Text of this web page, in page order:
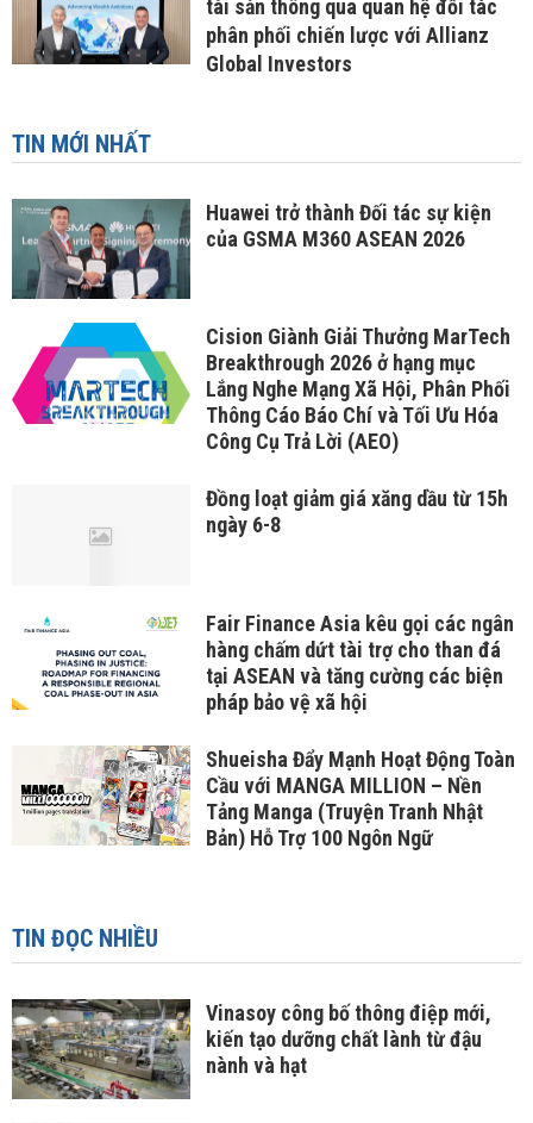
tài sản thông qua quan hệ đối tác
phân phối chiến lược với Allianz
Global Investors
TIN MỚI NHẤT
Huawei trở thành Đối tác sự kiện
của GSMA M360 ASEAN 2026
Cision Giành Giải Thưởng MarTech
Breakthrough 2026 ở hạng mục
Lắng Nghe Mạng Xã Hội, Phân Phối
Thông Cáo Báo Chí và Tối Ưu Hóa
Công Cụ Trả Lời (AEO)
Đồng loạt giảm giá xăng dầu từ 15h
ngày 6-8
Fair Finance Asia kêu gọi các ngân
hàng chấm dứt tài trợ cho than đá
tại ASEAN và tăng cường các biện
pháp bảo vệ xã hội
Shueisha Đẩy Mạnh Hoạt Động Toàn
Cầu với MANGA MILLION – Nền
Tảng Manga (Truyện Tranh Nhật
Bản) Hỗ Trợ 100 Ngôn Ngữ
TIN ĐỌC NHIỀU
Vinasoy công bố thông điệp mới,
kiến tạo dưỡng chất lành từ đậu
nành và hạt